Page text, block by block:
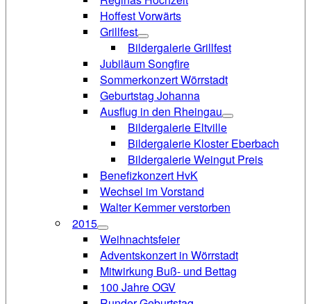
Hoffest Vorwärts
Grillfest
Bildergalerie Grillfest
Jubiläum Songfire
Sommerkonzert Wörrstadt
Geburtstag Johanna
Ausflug in den Rheingau
Bildergalerie Eltville
Bildergalerie Kloster Eberbach
Bildergalerie Weingut Preis
Benefizkonzert HvK
Wechsel im Vorstand
Walter Kemmer verstorben
2015
Weihnachtsfeier
Adventskonzert in Wörrstadt
Mitwirkung Buß- und Bettag
100 Jahre OGV